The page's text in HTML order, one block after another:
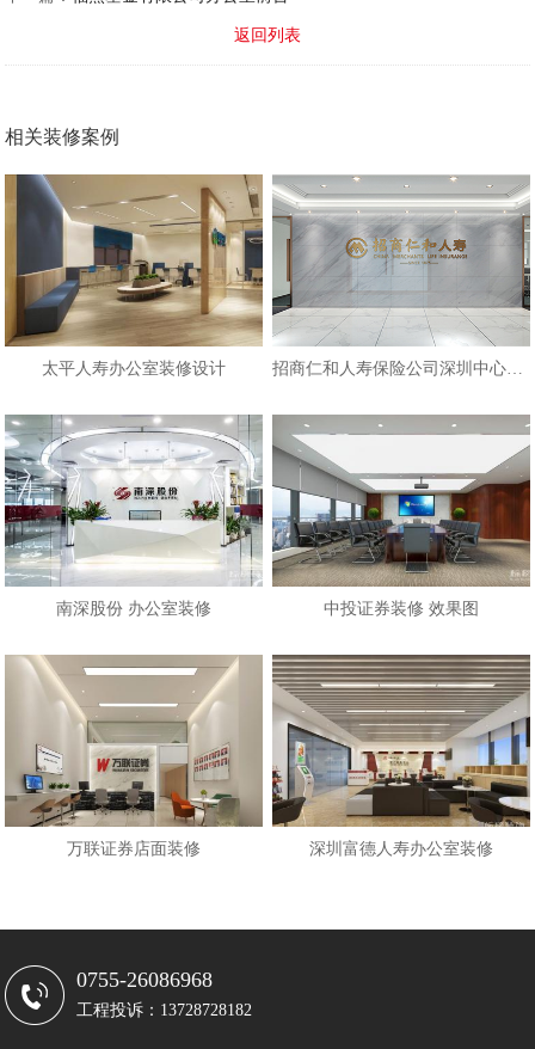
返回列表
相关装修案例
太平人寿办公室装修设计 招商仁和人寿保险公司深圳中心办公
南深股份 办公室装修 中投证券装修 效果图
万联证券店面装修 深圳富德人寿办公室装修
0755-26086968
工程投诉：13728728182